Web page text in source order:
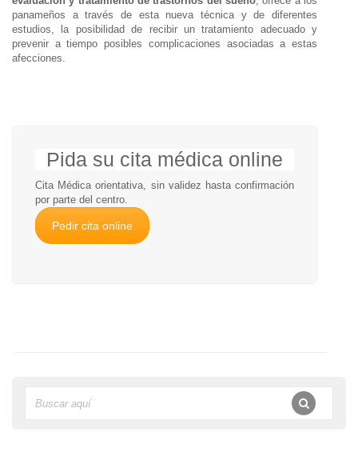
panameños a través de esta nueva técnica y de diferentes
estudios, la posibilidad de recibir un tratamiento adecuado y
prevenir a tiempo posibles complicaciones asociadas a estas
afecciones.
Pida su cita médica online
Cita Médica orientativa, sin validez hasta confirmación
por parte del centro.
Pedir cita online